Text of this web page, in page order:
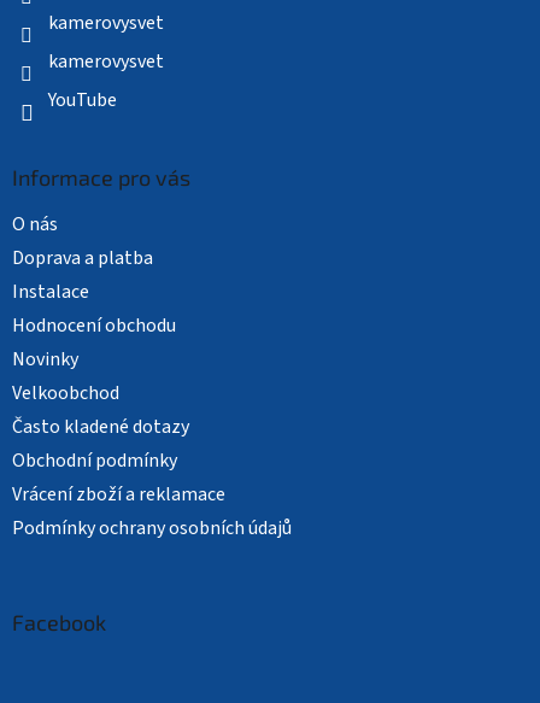
kamerovysvet
kamerovysvet
YouTube
Informace pro vás
O nás
Doprava a platba
Instalace
Hodnocení obchodu
Novinky
Velkoobchod
Často kladené dotazy
Obchodní podmínky
Vrácení zboží a reklamace
Podmínky ochrany osobních údajů
Facebook